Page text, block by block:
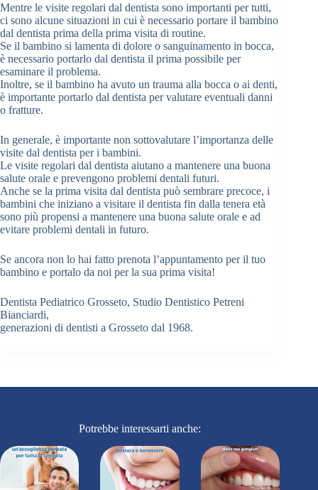
Mentre le visite regolari dal dentista sono importanti per tutti,
ci sono alcune situazioni in cui è necessario portare il bambino
dal dentista prima della prima visita di routine.
Se il bambino si lamenta di dolore o sanguinamento in bocca,
è necessario portarlo dal dentista il prima possibile per
esaminare il problema.
Inoltre, se il bambino ha avuto un trauma alla bocca o ai denti,
è importante portarlo dal dentista per valutare eventuali danni
o fratture.
In generale, è importante non sottovalutare l’importanza delle
visite dal dentista per i bambini.
Le visite regolari dal dentista aiutano a mantenere una buona
salute orale e prevengono problemi dentali futuri.
Anche se la prima visita dal dentista può sembrare precoce, i
bambini che iniziano a visitare il dentista fin dalla tenera età
sono più propensi a mantenere una buona salute orale e ad
evitare problemi dentali in futuro.
Se ancora non lo hai fatto prenota l’appuntamento per il tuo
bambino e portalo da noi per la sua prima visita!
Dentista Pediatrico Grosseto, Studio Dentistico Petreni
Bianciardi,
generazioni di dentisti a Grosseto dal 1968.
Potrebbe interessarti anche: